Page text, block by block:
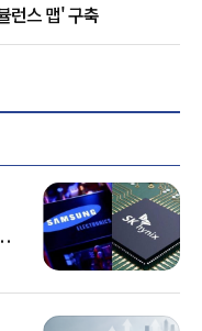
런스 맵' 구축